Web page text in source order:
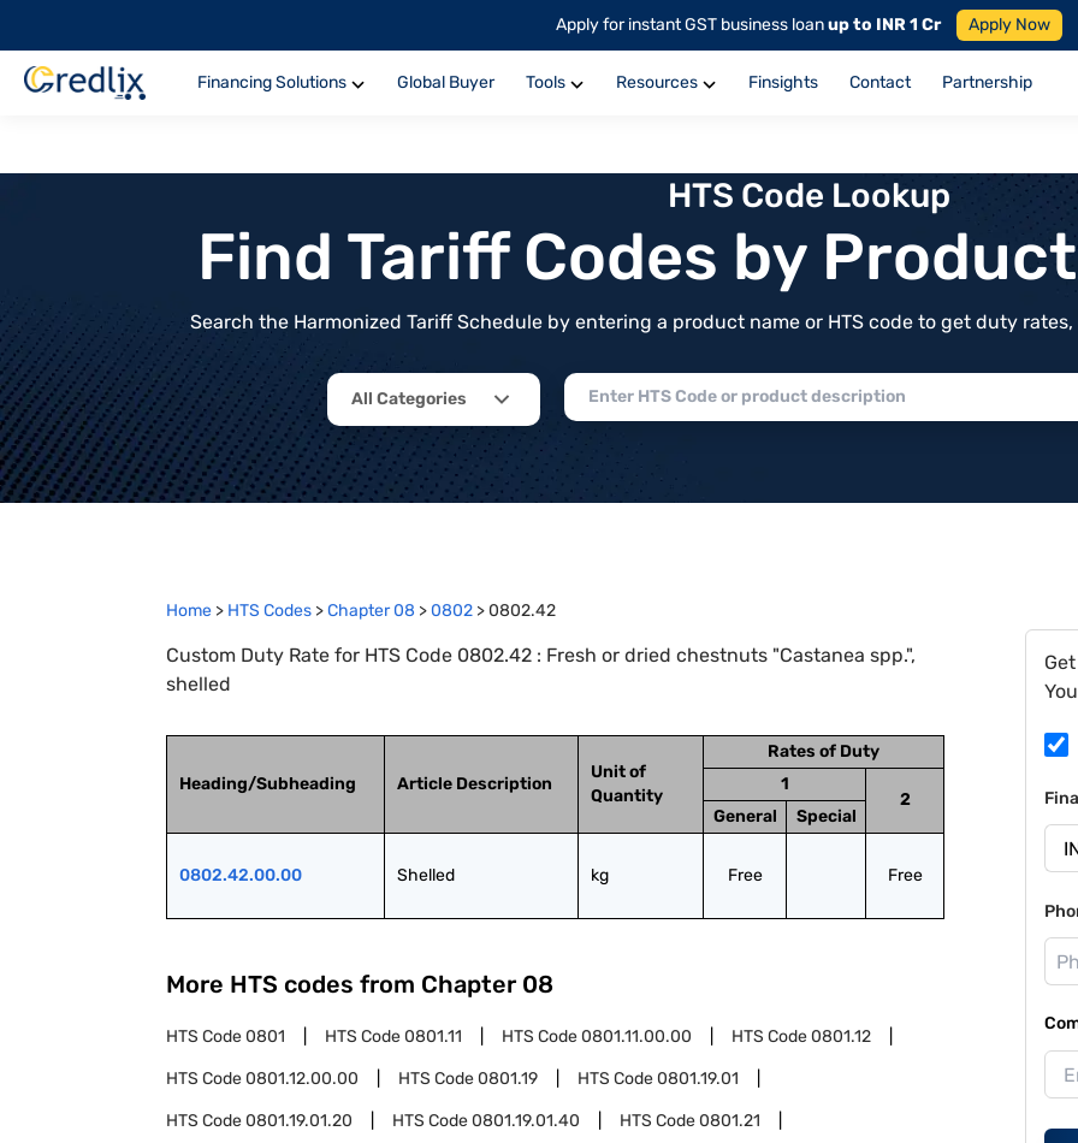
Apply for instant GST business loanup to INR 1 Cr Apply Now
Financing Solutions Global Buyer Tools Resources Finsights Contact Partnership
HTS Code Lookup
Find Tariff Codes by
Search the Harmonized Tariff Schedule by entering a product name or HTS code to get duty
All Categories
Home > HTS Codes >Chapter08 >0802 >0802.42
Custom Duty Rate for HTS Code 0802.42 : Fresh or dried chestnuts "Castanea spp.",
shelled
Heading/Subheading Article Description
Unit of
Quantity
Rates of Duty
1
2
General
Special
0802.42.00.00 Shelled kg Free Free
More HTS codes from Chapter 08
HTS Code0801 HTS Code0801.11 HTS Code0801.11.00.00 HTS Code0801.12
HTS Code0801.12.00.00 HTS Code0801.19 HTS Code0801.19.01
HTS Code0801.19.01.20 HTS Code0801.19.01.40 HTS Code0801.21